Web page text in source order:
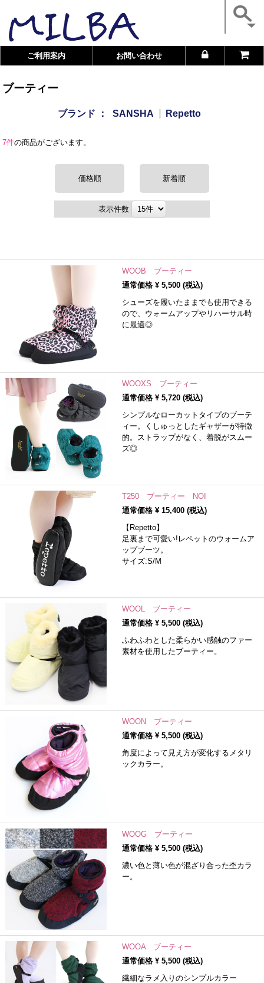
ご利用案内 お問い合わせ
ブーティー
ブランド ： SANSHA Repetto
7件の商品がございます。
価格順 新着順
表示件数
WOOB ブーティー
通常価格 ¥ 5,500(税込)
シューズを履いたままでも使用できる
ので、ウォームアップやリハーサル時
に最適◎
WOOXS ブーティー
通常価格 ¥ 5,720(税込)
シンプルなローカットタイプのブーテ
ィー。くしゅっとしたギャザーが特徴
的。ストラップがなく、着脱がスムー
ズ◎
T250 ブーティー NOI
通常価格 ¥ 15,400(税込)
【Repetto】
足裏まで可愛い!レペットのウォームア
ップブーツ。
サイズ:S/M
WOOL ブーティー
通常価格 ¥ 5,500(税込)
ふわふわとした柔らかい感触のファー
素材を使用したブーティー。
WOON ブーティー
通常価格 ¥ 5,500(税込)
角度によって見え方が変化するメタリ
ックカラー。
WOOG ブーティー
通常価格 ¥ 5,500(税込)
濃い色と薄い色が混ざり合った杢カラ
ー。
WOOA ブーティー
通常価格 ¥ 5,500(税込)
繊細なラメ入りのシンプルカラー